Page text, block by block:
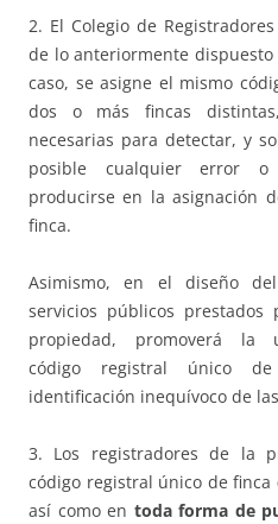
2. El Colegio de
de lo anteriormente
caso, se asigne el mismo
dos o más fincas
necesarias para detectar, y
posible cualquier error
producirse en la asignación
finca.
Asimismo, en el diseño
servicios públicos
propiedad, promoverá la
código registral único
identificación inequívoco de
3. Los registradores de la
código registral único de finca
así como en toda forma de